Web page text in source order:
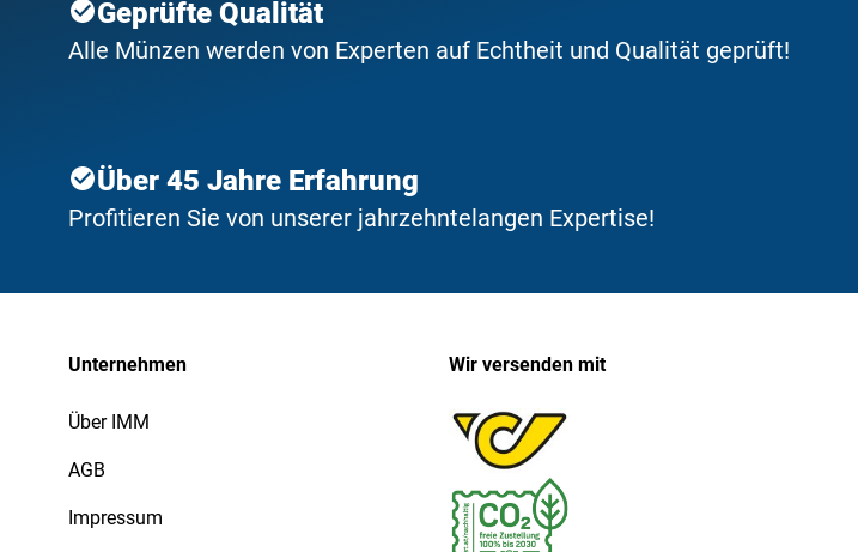
Geprüfte Qualität
Alle Münzen werden von Experten auf Echtheit und Qualität geprüft!
Über 45 Jahre Erfahrung
Profitieren Sie von unserer jahrzehntelangen Expertise!
Unternehmen
Über IMM
AGB
Impressum
Wir versenden mit